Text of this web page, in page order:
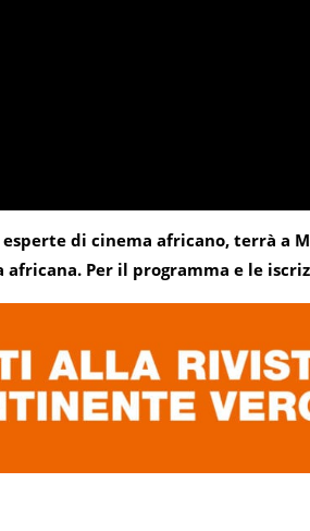
di cinema africano, terrà a
africana. Per il programma e le